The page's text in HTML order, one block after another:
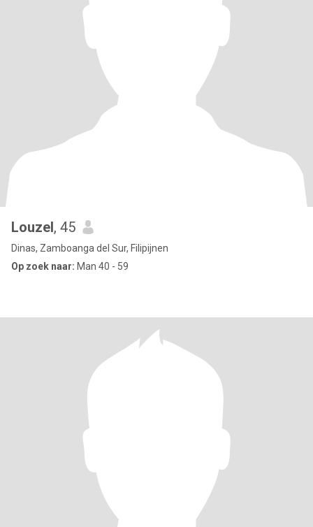
Louzel, 45
Dinas, Zamboanga del Sur, Filipijnen
Op zoek naar: Man 40 - 59